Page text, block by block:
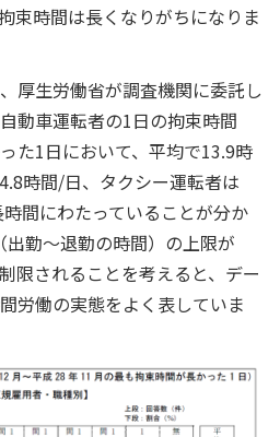
束時間は長くなりがちになりま
厚生労働省が調査機関に委託し
動車運転者の1日の拘束時間
た1日において、平均で13.9時
時間/日、タクシー運転者は
間にわたっていることが分か
出勤～退勤の時間）の上限が
限されることを考えると、デー
労働の実態をよく表していま